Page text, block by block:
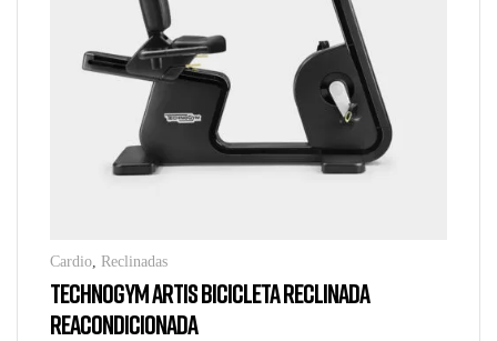
Cardio Reclinadas
TECHNOGYM ARTIS BICICLETA RECLINADA
REACONDICIONADA